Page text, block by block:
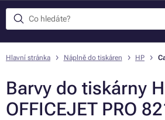
Hlavní stránka Náplně do tiskáren HP
Barvy do tiskárny
OFFICEJET PRO